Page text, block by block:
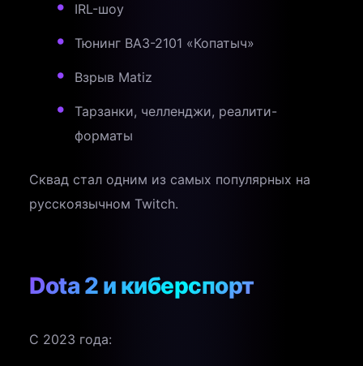
IRL-шоу
Тюнинг ВАЗ-2101 «Копатыч»
Взрыв Matiz
Тарзанки, челленджи, реалити-
форматы
Сквад стал одним из самых популярных на
русскоязычном Twitch.
Dota 2 и киберспорт
С 2023 года: